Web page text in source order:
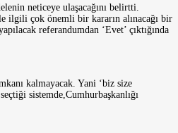
neticeye ulaşacağını belirtti.
ilgili çok önemli bir kararın alınacağı bir
referandumdan ‘Evet’ çıktığında
kalmayacak. Yani ‘biz size
sistemde,Cumhurbaşkanlığı